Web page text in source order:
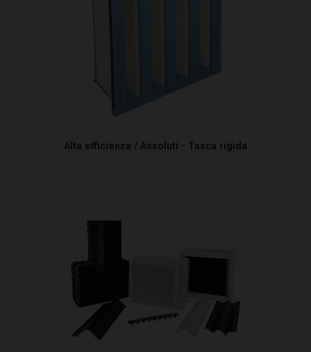
Alta efficienza / Assoluti - Tasca rigida